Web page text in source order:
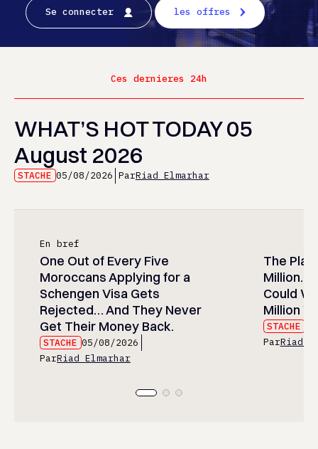
Se connecter les offres
Ces dernieres 24h
WHAT’S HOT TODAY 05
August 2026
STACHE 05/08/2026 ParRiad Elmarhar
En bref
One Out of Every Five
Moroccans Applying for a
Schengen Visa Gets
Rejected… And They Never
Get Their Money Back.
STACHE 05/08/2026
ParRiad Elmarhar
The
Million…
Could
Million
STACHE
ParRiad